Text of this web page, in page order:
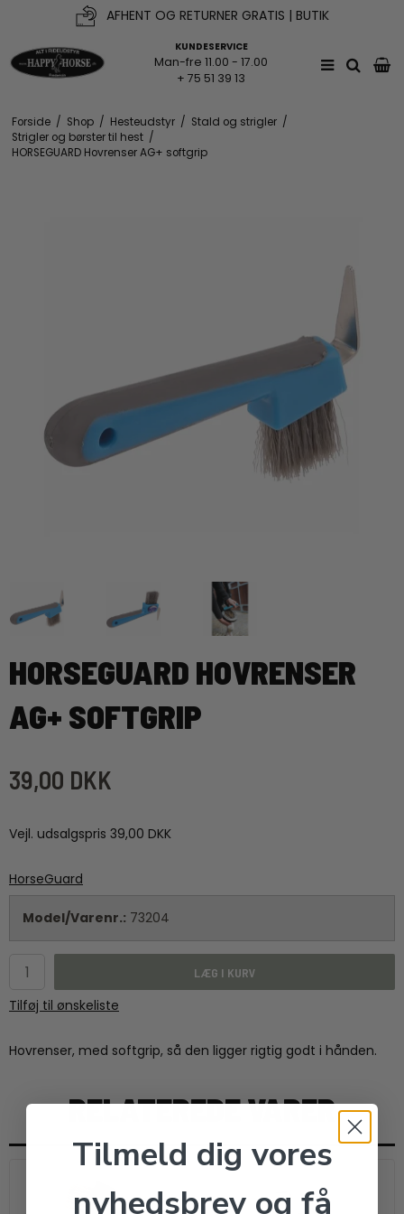
AFHENT OG RETURNER GRATIS | BUTIK
KUNDESERVICE
Man-fre 11.00 - 17.00
+ 75 51 39 13
Forside / Shop / Hesteudstyr / Stald og strigler /
Strigler og børster til hest /
HORSEGUARD Hovrenser AG+ softgrip
HORSEGUARD HOVRENSER
AG+ SOFTGRIP
39,00 DKK
Vejl. udsalgspris 39,00 DKK
HorseGuard
Model/Varenr.: 73204
LÆG I KURV
Tilføj til ønskeliste
Hovrenser, med softgrip, så den ligger rigtig godt i hånden.
RELATEREDE VARER
Tilmeld dig vores
nyhedsbrev og få